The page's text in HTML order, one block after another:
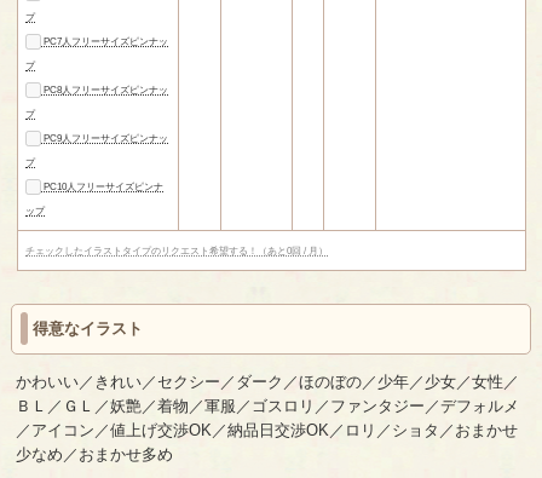
プ
PC7人フリーサイズピンナッ
プ
PC8人フリーサイズピンナッ
プ
PC9人フリーサイズピンナッ
プ
PC10人フリーサイズピンナ
ップ
チェックしたイラストタイプのリクエスト希望する！（あと0回 / 月）
得意なイラスト
かわいい／きれい／セクシー／ダーク／ほのぼの／少年／少女／女性／
ＢＬ／ＧＬ／妖艶／着物／軍服／ゴスロリ／ファンタジー／デフォルメ
／アイコン／値上げ交渉OK／納品日交渉OK／ロリ／ショタ／おまかせ
少なめ／おまかせ多め